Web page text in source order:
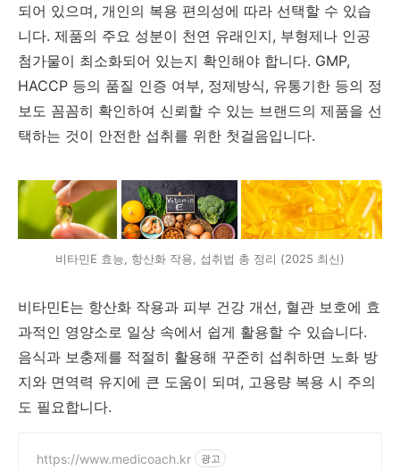
되어 있으며, 개인의 복용 편의성에 따라 선택할 수 있습
니다. 제품의 주요 성분이 천연 유래인지, 부형제나 인공
첨가물이 최소화되어 있는지 확인해야 합니다. GMP,
HACCP 등의 품질 인증 여부, 정제방식, 유통기한 등의 정
보도 꼼꼼히 확인하여 신뢰할 수 있는 브랜드의 제품을 선
택하는 것이 안전한 섭취를 위한 첫걸음입니다.
비타민E 효능, 항산화 작용, 섭취법 총 정리 (2025 최신)
비타민E는 항산화 작용과 피부 건강 개선, 혈관 보호에 효
과적인 영양소로 일상 속에서 쉽게 활용할 수 있습니다.
음식과 보충제를 적절히 활용해 꾸준히 섭취하면 노화 방
지와 면역력 유지에 큰 도움이 되며, 고용량 복용 시 주의
도 필요합니다.
https://www.medicoach.kr 광고